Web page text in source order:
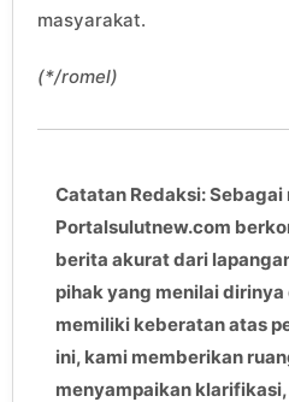
masyarakat.
(*/romel)
Catatan Redaksi:
Portalsulutnew.com
berita akurat dari
pihak yang menilai
memiliki keberatan atas
ini, kami memberikan
menyampaikan